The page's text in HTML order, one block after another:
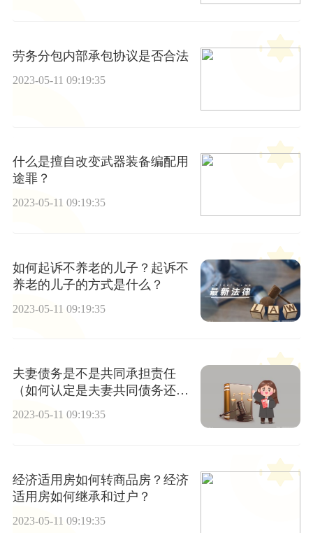
劳务分包内部承包协议是否合法
2023-05-11 09:19:35
什么是擅自改变武器装备编配用
途罪？
2023-05-11 09:19:35
如何起诉不养老的儿子？起诉不
养老的儿子的方式是什么？
2023-05-11 09:19:35
夫妻债务是不是共同承担责任
（如何认定是夫妻共同债务还是
个人债务）
2023-05-11 09:19:35
经济适用房如何转商品房？经济
适用房如何继承和过户？
2023-05-11 09:19:35